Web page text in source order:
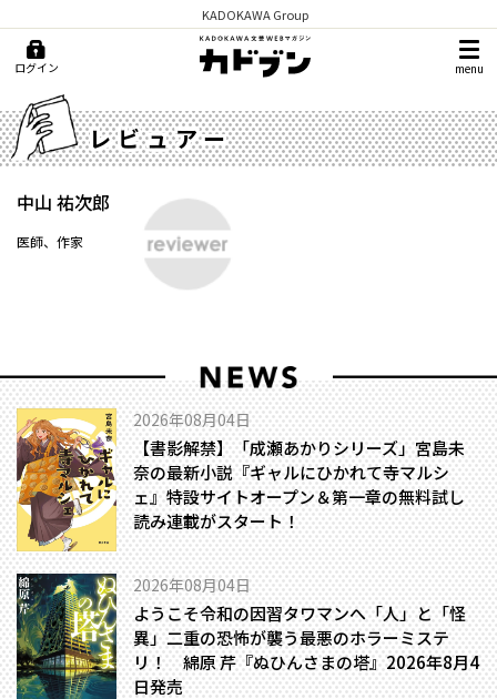
KADOKAWA Group
ログイン menu
レビュアー
中山 祐次郎
医師、作家
2026年08月04日
【書影解禁】「成瀬あかりシリーズ」宮島未
奈の最新小説『ギャルにひかれて寺マルシ
ェ』特設サイトオープン＆第一章の無料試し
読み連載がスタート！
2026年08月04日
ようこそ令和の因習タワマンへ――「人」と「怪
異」二重の恐怖が襲う最悪のホラーミステ
リ！ 綿原 芹『ぬひんさまの塔』2026年8月4
日発売